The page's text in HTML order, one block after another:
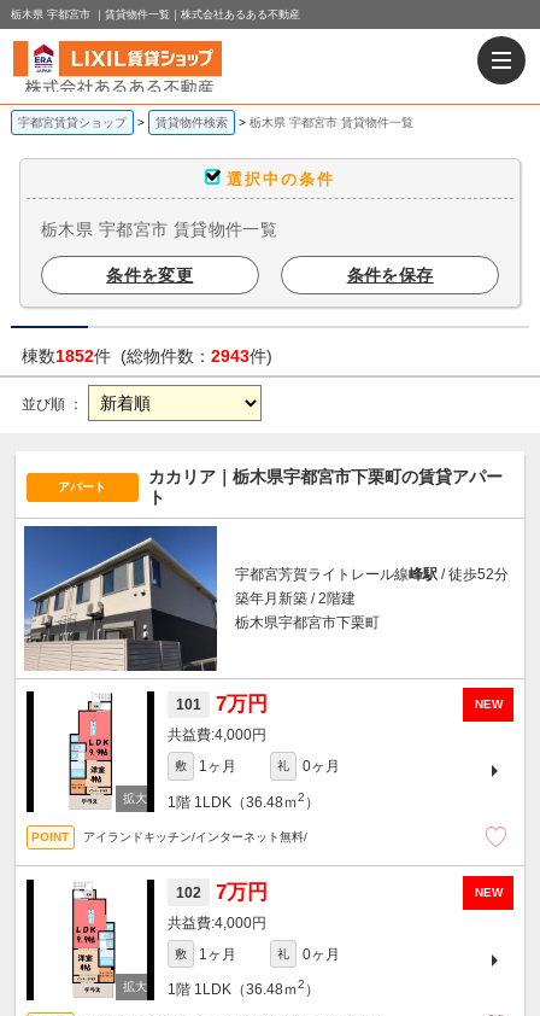
栃木県 宇都宮市 ｜賃貸物件一覧｜株式会社あるある不動産
宇都宮賃貸ショップ 賃貸物件検索 栃木県 宇都宮市 賃貸物件一覧
選択中の条件
栃木県 宇都宮市 賃貸物件一覧
条件を変更 条件を保存
棟数1852件 (総物件数： 2943件)
並び順 ：
アパート
カカリア｜栃木県宇都宮市下栗町の賃貸アパー
ト
宇都宮芳賀ライトレール線峰駅 / 徒歩52分
築年月新築 / 2階建
栃木県宇都宮市下栗町
NEW
101 7万円
4,000円
敷 1ヶ月 礼 0ヶ月
1階 1LDK（36.48ｍ2 ）
アイランドキッチン/インターネット無料/
NEW
102 7万円
4,000円
敷 1ヶ月 礼 0ヶ月
1階 1LDK（36.48ｍ2 ）